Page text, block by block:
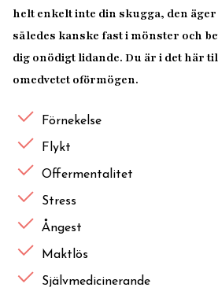
helt enkelt inte din skugga, den
således kanske fast i mönster och
dig onödigt lidande. Du är i det här
omedvetet oförmögen.
Förnekelse
Flykt
Offermentalitet
Stress
Ångest
Maktlös
Självmedicinerande